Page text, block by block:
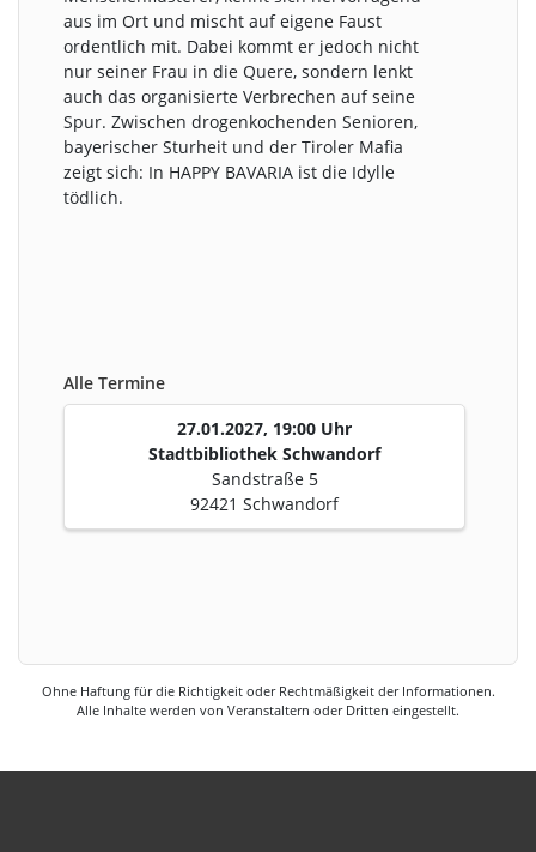
aus im Ort und mischt auf eigene Faust
ordentlich mit. Dabei kommt er jedoch nicht
nur seiner Frau in die Quere, sondern lenkt
auch das organisierte Verbrechen auf seine
Spur. Zwischen drogenkochenden Senioren,
bayerischer Sturheit und der Tiroler Mafia
zeigt sich: In HAPPY BAVARIA ist die Idylle
tödlich.
Alle Termine
27.01.2027, 19:00 Uhr
Stadtbibliothek Schwandorf
Sandstraße 5
92421 Schwandorf
Ohne Haftung für die Richtigkeit oder Rechtmäßigkeit der Informationen.
Alle Inhalte werden von Veranstaltern oder Dritten eingestellt.